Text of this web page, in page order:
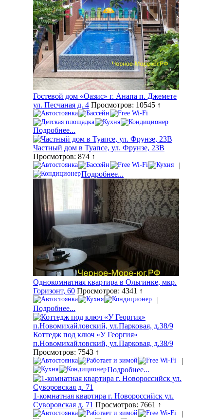
Гостевой дом «Оазис» г. Анапа п. Джемете
ул. Песчаная д. 4 Просмотров: 10545 ↑
|
Подробнее...
Частный дом в Туапсе, ул. Фрунзе, 23В
Просмотров: 874 ↑
|
Подробнее...
Однокомнатная квартира в Ольгинке, мкр.
Горизонт, 60 Просмотров: 4341 ↑
|
Подробнее...
Коттедж под ключ «У Георгия»
п.Новомихайловский, ул.Парковая, д.38/9
Просмотров: 7543 ↑
|
Подробнее...
1-комнатная квартира г. Новороссийск ул.
Суворовская д. 71 Просмотров: 7661 ↑
|